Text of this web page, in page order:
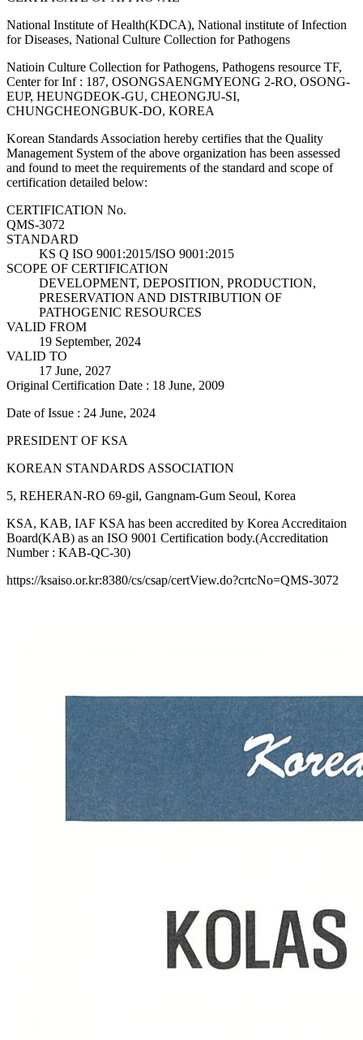
National Institute of Health(KDCA), National institute of Infection
for Diseases, National Culture Collection for Pathogens
Natioin Culture Collection for Pathogens, Pathogens resource TF,
Center for Inf : 187, OSONGSAENGMYEONG 2-RO, OSONG-
EUP, HEUNGDEOK-GU, CHEONGJU-SI,
CHUNGCHEONGBUK-DO, KOREA
Korean Standards Association hereby certifies that the Quality
Management System of the above organization has been assessed
and found to meet the requirements of the standard and scope of
certification detailed below:
CERTIFICATION No.
QMS-3072
STANDARD
KS Q ISO 9001:2015/ISO 9001:2015
SCOPE OF CERTIFICATION
DEVELOPMENT, DEPOSITION, PRODUCTION,
PRESERVATION AND DISTRIBUTION OF
PATHOGENIC RESOURCES
VALID FROM
19 September, 2024
VALID TO
17 June, 2027
Original Certification Date : 18 June, 2009
Date of Issue : 24 June, 2024
PRESIDENT OF KSA
KOREAN STANDARDS ASSOCIATION
5, REHERAN-RO 69-gil, Gangnam-Gum Seoul, Korea
KSA, KAB, IAF KSA has been accredited by Korea Accreditaion
Board(KAB) as an ISO 9001 Certification body.(Accreditation
Number : KAB-QC-30)
https://ksaiso.or.kr:8380/cs/csap/certView.do?crtcNo=QMS-3072